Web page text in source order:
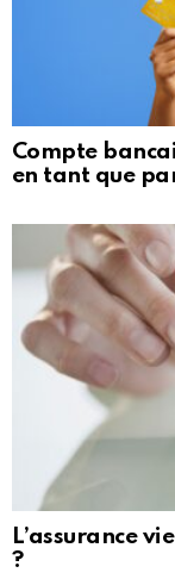
Compte
en tant que
L’assurance
?